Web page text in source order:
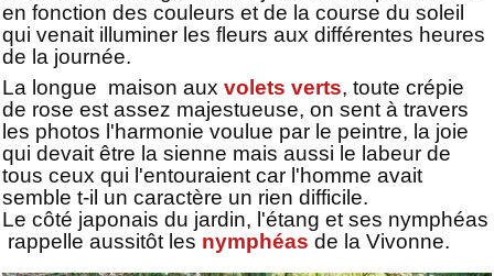
en fonction des couleurs et de la course du soleil
qui venait illuminer les fleurs aux différentes heures
de la journée.
La longue maison aux volets verts, toute crépie
de rose est assez majestueuse, on sent à travers
les photos l'harmonie voulue par le peintre, la joie
qui devait être la sienne mais aussi le labeur de
tous ceux qui l'entouraient car l'homme avait
semble t-il un caractère un rien difficile.
Le côté japonais du jardin, l'étang et ses nymphéas
rappelle aussitôt les nymphéas de la Vivonne.